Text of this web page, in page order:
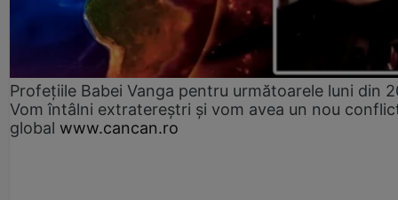
Profețiile Babei Vanga pentru următoarele luni din
Vom întâlni extratereștri și vom avea un nou
global www.cancan.ro